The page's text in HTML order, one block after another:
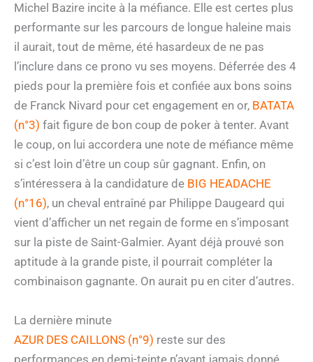
Michel Bazire incite à la méfiance. Elle est certes plus
performante sur les parcours de longue haleine mais
il aurait, tout de même, été hasardeux de ne pas
l’inclure dans ce prono vu ses moyens. Déferrée des 4
pieds pour la première fois et confiée aux bons soins
de Franck Nivard pour cet engagement en or, BATATA
(n°3) fait figure de bon coup de poker à tenter. Avant
le coup, on lui accordera une note de méfiance même
si c’est loin d’être un coup sûr gagnant. Enfin, on
s’intéressera à la candidature de BIG HEADACHE
(n°16), un cheval entraîné par Philippe Daugeard qui
vient d’afficher un net regain de forme en s’imposant
sur la piste de Saint-Galmier. Ayant déjà prouvé son
aptitude à la grande piste, il pourrait compléter la
combinaison gagnante. On aurait pu en citer d’autres.
La dernière minute
AZUR DES CAILLONS (n°9) reste sur des
performances en demi-teinte n’ayant jamais donné